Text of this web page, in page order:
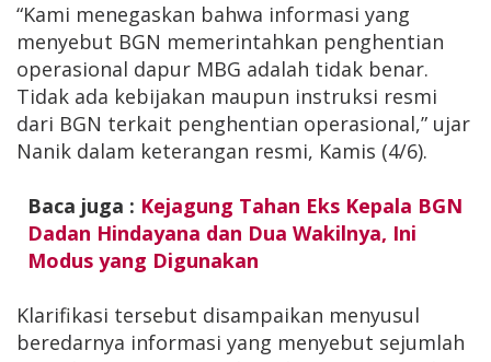
“Kami menegaskan bahwa informasi yang
menyebut BGN memerintahkan penghentian
operasional dapur MBG adalah tidak benar.
Tidak ada kebijakan maupun instruksi resmi
dari BGN terkait penghentian operasional,” ujar
Nanik dalam keterangan resmi, Kamis (4/6).
Baca juga : Kejagung Tahan Eks Kepala BGN
Dadan Hindayana dan Dua Wakilnya, Ini
Modus yang Digunakan
Klarifikasi tersebut disampaikan menyusul
beredarnya informasi yang menyebut sejumlah